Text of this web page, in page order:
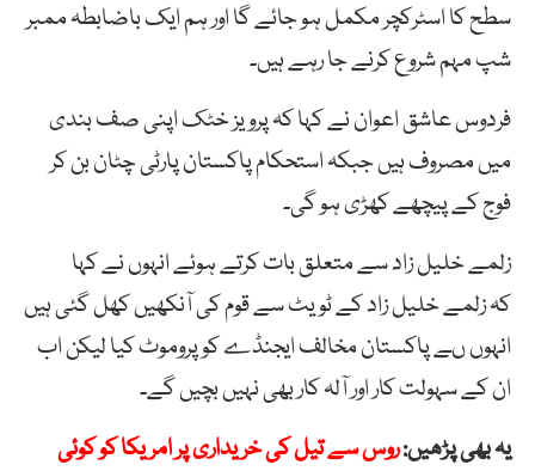
سطح کا اسٹرکچر مکمل ہو جائے گا اور ہم ایک باضابطہ ممبر
شپ مہم شروع کرنے جا رہے ہیں۔
فردوس عاشق اعوان نے کہا کہ پرویز خٹک اپنی صف بندی
میں مصروف ہیں جبکہ استحکام پاکستان پارٹی چٹان بن کر
فوج کے پیچھے کھڑی ہو گی۔
زلمے خلیل زاد سے متعلق بات کرتے ہوئے انہوں نے کہا
کہ زلمے خلیل زاد کے ٹویٹ سے قوم کی آنکھیں کھل گئی ہیں
انہوں ںے پاکستان مخالف ایجنڈے کو پروموٹ کیا لیکن اب
ان کے سہولت کار اور آلہ کار بھی نہیں بچیں گے۔
یہ بھی پڑھیں:روس سے تیل کی خریداری پر امریکا کو کوئی